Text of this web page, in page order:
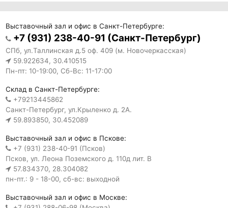
Выставочный зал и офис в Санкт-Петербурге:
+7 (931) 238-40-91 (Санкт-Петербург)
СПб, ул.Таллинская д.5 оф. 409 (м. Новочеркасская)
59.922634, 30.410515
Пн-пт: 10-19:00, Сб-Вс: 11-17:00
Склад в Санкт-Петербурге:
+79213445862
Санкт-Петербург, ул.Крыленко д. 2А.
59.893850, 30.452089
Выставочный зал и офис в Пскове:
+7 (931) 238-40-91 (Псков)
Псков, ул. Леона Поземского д. 110д лит. В
57.834370, 28.304082
пн-пт.: 9 - 18-00, сб-вс: выходной
Выставочный зал и офис в Москве: